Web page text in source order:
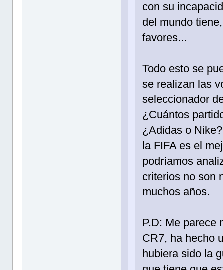
con su
del mundo
favores...
Todo esto se
se realizan las
seleccionador
¿Cuántos
¿Adidas o
la FIFA es el
podríamos
criterios no son
muchos años.
P.D: Me parece
CR7, ha hecho
hubiera sido la